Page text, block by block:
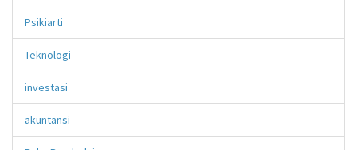
Psikiarti
Teknologi
investasi
akuntansi